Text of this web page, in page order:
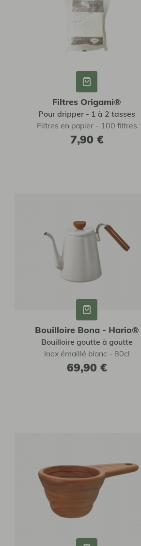
Filtres Origami®
Pour dripper - 1 à 2 tasses
Filtres en papier - 100 filtres
7,90 €
Bouilloire Bona - Hario®
Bouilloire goutte à goutte
Inox émaillé blanc - 80cl
69,90 €